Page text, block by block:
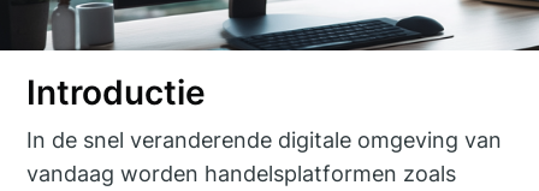
Introductie
In de snel veranderende digitale omgeving van
vandaag worden handelsplatformen zoals